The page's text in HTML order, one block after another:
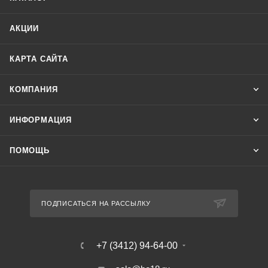
АКЦИИ
КАРТА САЙТА
КОМПАНИЯ
ИНФОРМАЦИЯ
ПОМОЩЬ
ПОДПИСАТЬСЯ НА РАССЫЛКУ
+7 (3412) 94-64-00